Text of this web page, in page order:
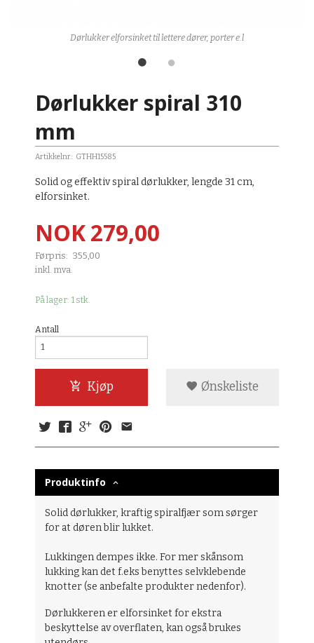
Dørlukker elforsinket til lettere dører, porter e.l
Dørlukker spiral 310
mm
Artikkelnr.: GTHH15585
Solid og effektiv spiral dørlukker, lengde 31 cm,
elforsinket.
Tilbud
NOK279,00
Førpris: 355,00
Rabatt
inkl. mva.
På lager: 1 stk.
Antall
Kjøp Ønskeliste
Produktinfo
Solid dørlukker, kraftig spiralfjær som sørger
for at døren blir lukket.
Lukkingen dempes ikke. For mer skånsom
lukking kan det f.eks benyttes selvklebende
knotter (se anbefalte produkter nedenfor).
Dørlukkeren er elforsinket for ekstra
beskyttelse av overflaten, kan også brukes